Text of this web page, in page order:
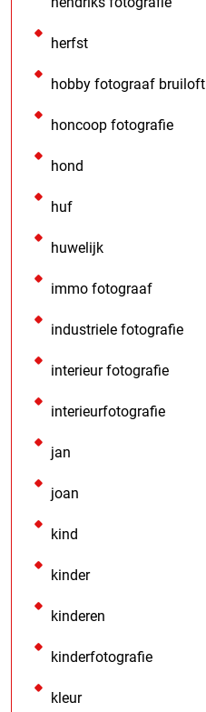
herfst
hobby fotograaf bruiloft
honcoop fotografie
hond
huf
huwelijk
immo fotograaf
industriele fotografie
interieur fotografie
interieurfotografie
jan
joan
kind
kinder
kinderen
kinderfotografie
kleur